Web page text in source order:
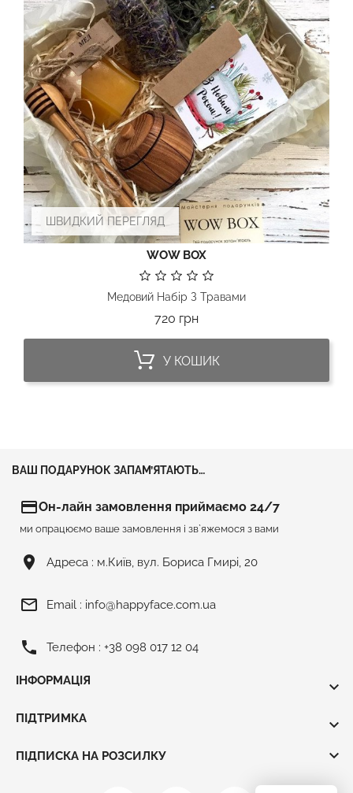
ШВИДКИЙ ПЕРЕГЛЯД
WOW BOX
Медовий Набір З Травами
720 грнЦіна
У КОШИК
ВАШ ПОДАРУНОК ЗАПАМ’ЯТАЮТЬ…
credit_cardОн-лайн замовлення приймаємо 24/7
ми опрацюємо ваше замовлення і зв`яжемося з вами
room Адреса : м.Київ, вул. Бориса Гмирі, 20
mail_outline Email : info@happyface.com.ua
phone Телефон : +38 098 017 12 04
ІНФОРМАЦІЯ 
ПІДТРИМКА 
ПІДПИСКА НА РОЗСИЛКУ 